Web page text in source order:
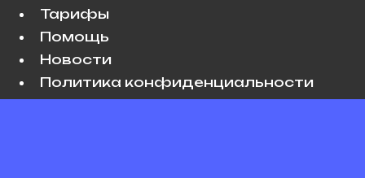
Тарифы
Помощь
Новости
Политика конфиденциальности